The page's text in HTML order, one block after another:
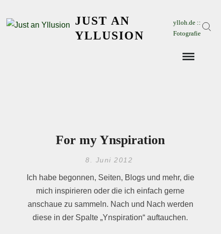
JUST AN
YLLUSION
ylloh.de ::
Fotografie
For my Ynspiration
8. Juni 2012
Ich habe begonnen, Seiten, Blogs und mehr, die
mich inspirieren oder die ich einfach gerne
anschaue zu sammeln. Nach und Nach werden
diese in der Spalte „Ynspiration“ auftauchen.